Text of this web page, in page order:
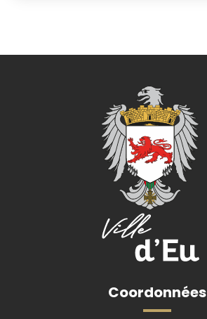
Coordonnées